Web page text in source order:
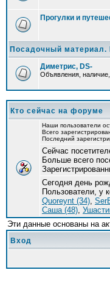
Прогулки и
Посадочный материал.
Диметрис, DS-
Объявления, наличие,
Кто сейчас на форуме
Наши пользователи
Всего
Последний
Сейчас
Больше всего
Сегодня день
Пользователи, у
Quoreynt (34),
Саша (48),
Эти данные основаны на
Вход